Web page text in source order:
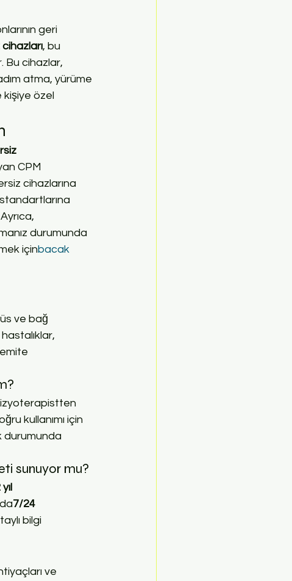
geri
, bu
Bu cihazlar,
atma, yürüme
kişiye özel
CPM
cihazlarına
durumunda
içinbacak
ve bağ
kullanımı için
durumunda
sunuyor mu?
7/24
bilgi
ve